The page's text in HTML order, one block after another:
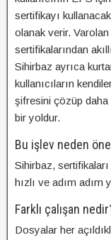
sertifikayı
olanak verir. Varolan
sertifikalarından
Sihirbaz ayrıca
kullanıcıların
şifresini çözüp daha
bir yoldur.
Bu işlev neden
Sihirbaz,
hızlı ve adım adım
Farklı çalışan
Dosyalar her